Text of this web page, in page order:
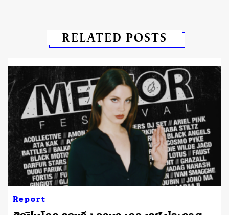
RELATED POSTS
Report